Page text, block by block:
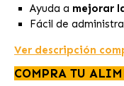
Ayuda a mejorar
Fácil de
Ver descripción
COMPRA TU